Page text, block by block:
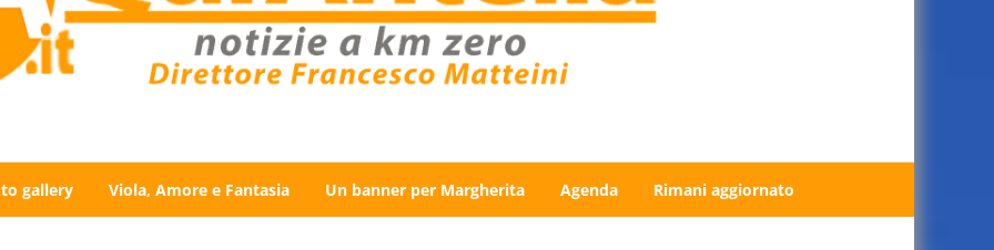
gallery Viola, Amore e Fantasia Un banner per Margherita Agenda Rimani aggiornato